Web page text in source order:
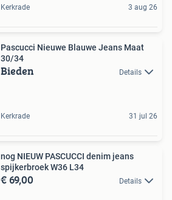
Kerkrade 3 aug 26
Pascucci Nieuwe Blauwe Jeans Maat
30/34
Bieden Details
Kerkrade 31 jul 26
nog NIEUW PASCUCCI denim jeans
spijkerbroek W36 L34
€ 69,00 Details